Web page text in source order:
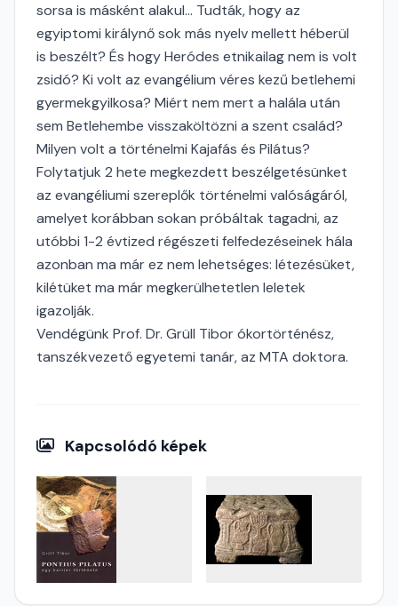
sorsa is másként alakul… Tudták, hogy az
egyiptomi királynő sok más nyelv mellett héberül
is beszélt? És hogy Heródes etnikailag nem is volt
zsidó? Ki volt az evangélium véres kezű betlehemi
gyermekgyilkosa? Miért nem mert a halála után
sem Betlehembe visszaköltözni a szent család?
Milyen volt a történelmi Kajafás és Pilátus?
Folytatjuk 2 hete megkezdett beszélgetésünket
az evangéliumi szereplők történelmi valóságáról,
amelyet korábban sokan próbáltak tagadni, az
utóbbi 1-2 évtized régészeti felfedezéseinek hála
azonban ma már ez nem lehetséges: létezésüket,
kilétüket ma már megkerülhetetlen leletek
igazolják.
Vendégünk Prof. Dr. Grüll Tibor ókortörténész,
tanszékvezető egyetemi tanár, az MTA doktora.
Kapcsolódó képek